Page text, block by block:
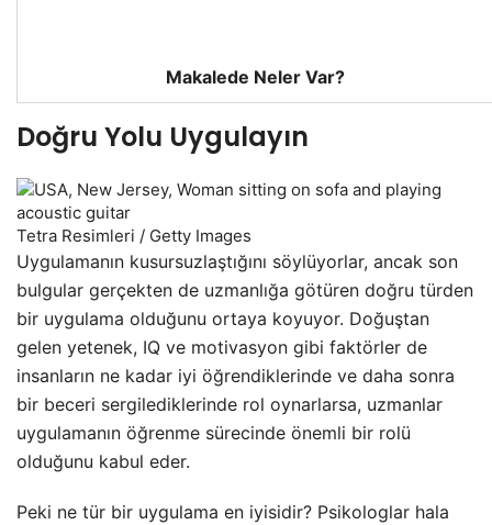
Makalede Neler Var?
Doğru Yolu Uygulayın
Tetra Resimleri / Getty Images
Uygulamanın kusursuzlaştığını söylüyorlar, ancak son
bulgular gerçekten de uzmanlığa götüren doğru türden
bir uygulama olduğunu ortaya koyuyor. Doğuştan
gelen yetenek, IQ ve motivasyon gibi faktörler de
insanların ne kadar iyi öğrendiklerinde ve daha sonra
bir beceri sergilediklerinde rol oynarlarsa, uzmanlar
uygulamanın öğrenme sürecinde önemli bir rolü
olduğunu kabul eder.
Peki ne tür bir uygulama en iyisidir? Psikologlar hala